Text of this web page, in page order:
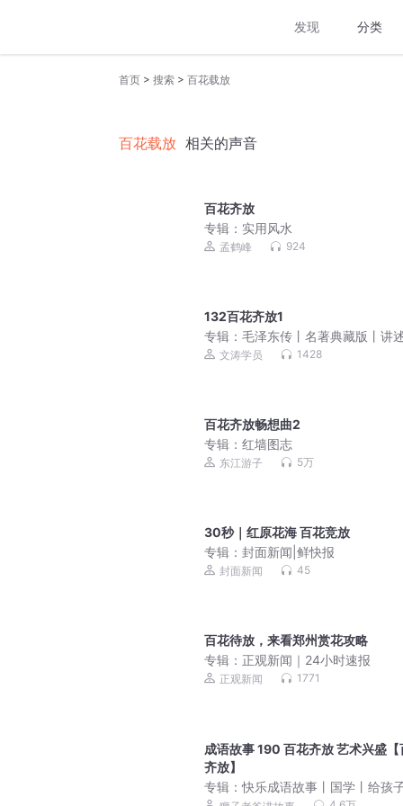
发现 分类
首页 > 搜索 > 百花载放
百花载放 相关的声音
百花齐放
专辑： 实用风水
孟鹤峰 924
132百花齐放1
专辑： 毛泽东传丨名著典藏版丨讲
大领袖毛主席完整一生，勾勒政治
文涛学员 1428
百花齐放畅想曲2
专辑： 红墙图志
东江游子 5万
30秒｜红原花海 百花竞放
专辑： 封面新闻|鲜快报
封面新闻 45
百花待放，来看郑州赏花攻略
专辑： 正观新闻｜24小时速报
正观新闻 1771
成语故事 190 百花齐放 艺术兴盛【
齐放】
专辑：快乐成语故事丨国学丨给孩